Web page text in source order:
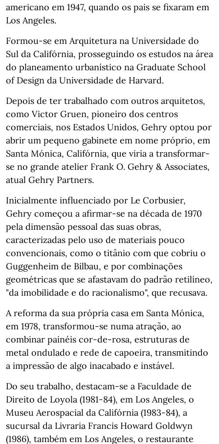
americano em 1947, quando os pais se fixaram em
Los Angeles.
Formou-se em Arquitetura na Universidade do
Sul da Califórnia, prosseguindo os estudos na área
do planeamento urbanístico na Graduate School
of Design da Universidade de Harvard.
Depois de ter trabalhado com outros arquitetos,
como Victor Gruen, pioneiro dos centros
comerciais, nos Estados Unidos, Gehry optou por
abrir um pequeno gabinete em nome próprio, em
Santa Mónica, Califórnia, que viria a transformar-
se no grande atelier Frank O. Gehry & Associates,
atual Gehry Partners.
Inicialmente influenciado por Le Corbusier,
Gehry começou a afirmar-se na década de 1970
pela dimensão pessoal das suas obras,
caracterizadas pelo uso de materiais pouco
convencionais, como o titânio com que cobriu o
Guggenheim de Bilbau, e por combinações
geométricas que se afastavam do padrão retilíneo,
"da imobilidade e do racionalismo", que recusava.
A reforma da sua própria casa em Santa Mónica,
em 1978, transformou-se numa atração, ao
combinar painéis cor-de-rosa, estruturas de
metal ondulado e rede de capoeira, transmitindo
a impressão de algo inacabado e instável.
Do seu trabalho, destacam-se a Faculdade de
Direito de Loyola (1981-84), em Los Angeles, o
Museu Aerospacial da Califórnia (1983-84), a
sucursal da Livraria Francis Howard Goldwyn
(1986), também em Los Angeles, o restaurante